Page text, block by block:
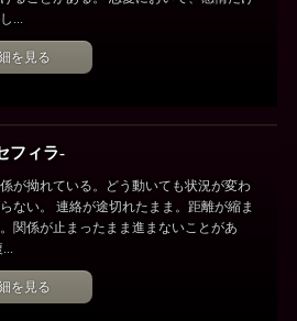
...
を見る
フィラ-
係が拗れている。どう動いても状況が変わ
らない。 連絡が途切れたまま。距離が縮ま
関係が止まったまま進まないことがあ
を見る